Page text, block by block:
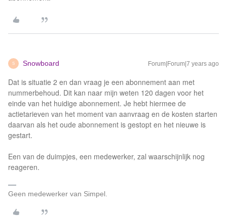
S Snowboard Forum|Forum|7 years ago
Dat is situatie 2 en dan vraag je een abonnement aan met
nummerbehoud. Dit kan naar mijn weten 120 dagen voor het
einde van het huidige abonnement. Je hebt hiermee de
actietarieven van het moment van aanvraag en de kosten starten
daarvan als het oude abonnement is gestopt en het nieuwe is
gestart.
Een van de duimpjes, een medewerker, zal waarschijnlijk nog
reageren.
Geen medewerker van Simpel.